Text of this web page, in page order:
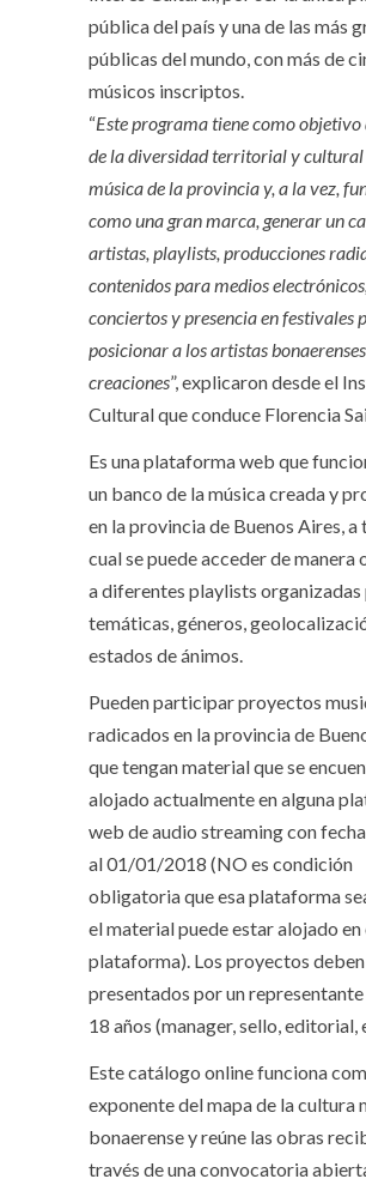
pública del país y una de las más
públicas del mundo, con más de
músicos inscriptos.
“Este programa tiene como
de la diversidad territorial y cultural
música de la provincia y, a la vez,
como una gran marca, generar un
artistas, playlists, producciones
contenidos para medios electrónicos,
conciertos y presencia en festivales
posicionar a los artistas
creaciones”, explicaron desde el
Cultural que conduce Florencia
Es una plataforma web que
un banco de la música creada y
en la provincia de Buenos Aires, a
cual se puede acceder de manera
a diferentes playlists organizadas
temáticas, géneros,
estados de ánimos.
Pueden participar proyectos
radicados en la provincia de
que tengan material que se
alojado actualmente en alguna
web de audio streaming con
al 01/01/2018 (NO es condición
obligatoria que esa plataforma
el material puede estar alojado
plataforma). Los proyectos
presentados por un
18 años (manager, sello, editorial,
Este catálogo online funciona
exponente del mapa de la cultura
bonaerense y reúne las obras
través de una convocatoria